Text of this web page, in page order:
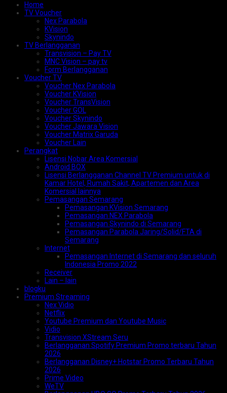
Home
TV Voucher
Nex Parabola
KVision
Skynindo
TV Berlangganan
Transvision – Pay TV
MNC Vision – pay tv
Form Berlangganan
Voucher TV
Voucher Nex Parabola
Voucher KVision
Voucher TransVision
Voucher GOL
Voucher Skynindo
Voucher Jawara Vision
Voucher Matrix Garuda
Voucher Lain
Perangkat
Lisensi Nobar Area Komersial
Android BOX
Lisensi Berlangganan Channel TV Premium untuk di
Kamar Hotel, Rumah Sakit, Apartemen dan Area
Komersial lainnya
Pemasangan Semarang
Pemasangan KVision Semarang
Pemasangan NEX Parabola
Pemasangan Skynindo di Semarang
Pemasangan Parabola Jaring/Solid/FTA di
Semarang
Internet
Pemasangan Internet di Semarang dan seluruh
Indonesia Promo 2022
Receiver
Lain – lain
blogku
Premium Streaming
Nex Vidio
Netflix
Youtube Premium dan Youtube Music
Vidio
Transvision XStream Seru
Berlangganan Spotify Premium Promo terbaru Tahun
2026
Berlangganan Disney+ Hotstar Promo Terbaru Tahun
2026
Prime Video
WeTV